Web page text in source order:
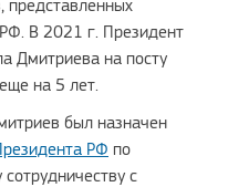
представленных
В 2021 г. Президент
Дмитриева на посту
на 5 лет.
был назначен
РФ по
с